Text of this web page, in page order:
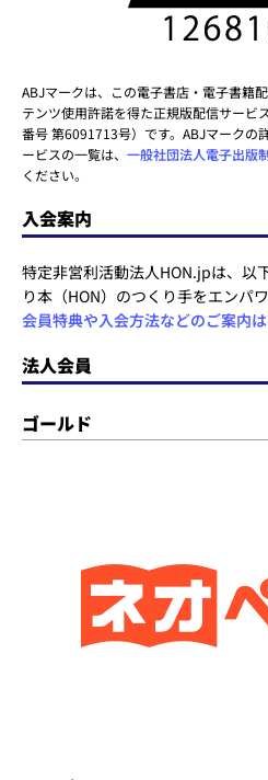
ABJマークは、この電子書店・電子書籍
テンツ使用許諾を得た正規版配信サービ
番号 第6091713号）です。ABJマークの
ービスの一覧は、 一般社団法人電子出版
ください。
入会案内
特定非営利活動法人HON.jpは、以
り本（HON）のつくり手をエンパ
会員特典や入会方法などのご案内
法人会員
ゴールド